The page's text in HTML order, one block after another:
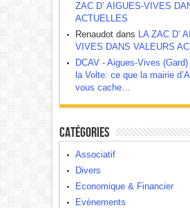
ZAC D’ AIGUES-VIVES
ACTUELLES
Renaudot dans LA ZAC D’
VIVES DANS VALEURS
DCAV - Aigues-Vives (Gard)
la Volte: ce que la mairie
vous cache…
Catégories
Associatif
Divers
Economique & Financier
Evènements